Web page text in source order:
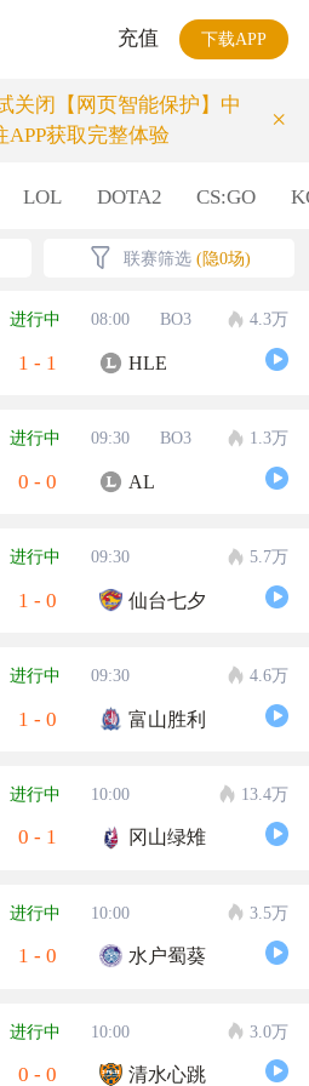
充值 下载APP
关闭【网页智能保护】中
获取完整体验
×
LOL DOTA2 CS:GO
联赛筛选 (隐0场)
进行中 08:00 BO3 4.3万
1 - 1 HLE
进行中 09:30 BO3 1.3万
0 - 0 AL
进行中 09:30 5.7万
1 - 0 仙台七夕
进行中 09:30 4.6万
1 - 0 富山胜利
进行中 10:00 13.4万
0 - 1 冈山绿雉
进行中 10:00 3.5万
1 - 0 水户蜀葵
进行中 10:00 3.0万
0 - 0 清水心跳